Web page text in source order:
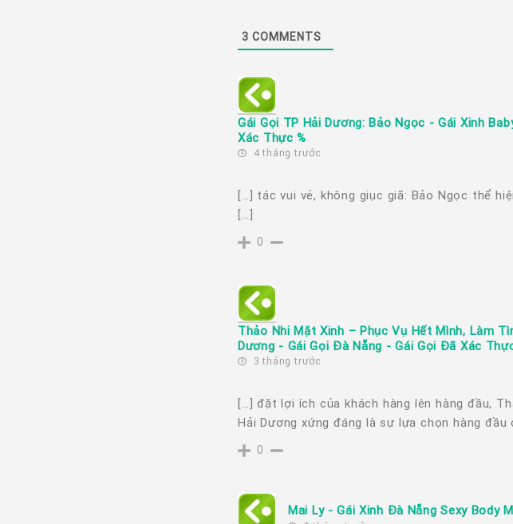
3 COMMENTS
Gái Gọi TP Hải Dương: Bảo Ngọc - Gái Xinh
Xác Thực %
4 tháng trước
[…] tác vui vẻ, không giục giã: Bảo Ngọc thể
[…]
0
Thảo Nhi Mặt Xinh – Phục Vụ Hết Mình, Làm
Dương - Gái Gọi Đà Nẵng - Gái Gọi Đã Xác
3 tháng trước
[…] đặt lợi ích của khách hàng lên hàng đầu,
Hải Dương xứng đáng là sự lựa chọn hàng
0
Mai Ly - Gái Xinh Đà Nẵng Sexy Body